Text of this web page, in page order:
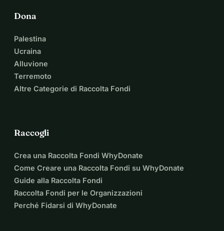
Dona
Palestina
Ucraina
Alluvione
Terremoto
Altre Categorie di Raccolta Fondi
Raccogli
Crea una Raccolta Fondi WhyDonate
Come Creare una Raccolta Fondi su WhyDonate
Guide alla Raccolta Fondi
Raccolta Fondi per le Organizzazioni
Perché Fidarsi di WhyDonate